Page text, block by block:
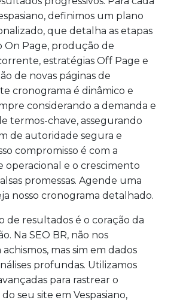
definimos um plano
que detalha as etapas
On Page, produção de
estratégias Off Page e
de novas páginas de
cronograma é dinâmico e
considerando a demanda e
termos-chave, assegurando
de autoridade segura e
compromisso é com a
operacional e o crescimento
promessas. Agende uma
nosso cronograma detalhado.
de resultados é o coração da
Na SEO BR, não nos
mas sim em dados
profundas. Utilizamos
para rastrear o
seu site em Vespasiano,